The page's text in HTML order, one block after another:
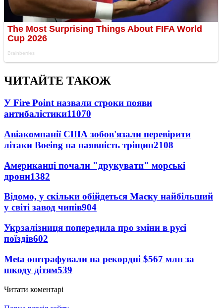
ЧИТАЙТЕ ТАКОЖ
У Fire Point назвали строки появи
антибалістики11070
Авіакомпанії США зобов'язали перевірити
літаки Boeing на наявність тріщин2108
Американці почали "друкувати" морські
дрони1382
Відомо, у скільки обійдеться Маску найбільший
у світі завод чипів904
Укрзалізниця попередила про зміни в русі
поїздів602
Meta оштрафували на рекордні $567 млн за
шкоду дітям539
Читати коментарі